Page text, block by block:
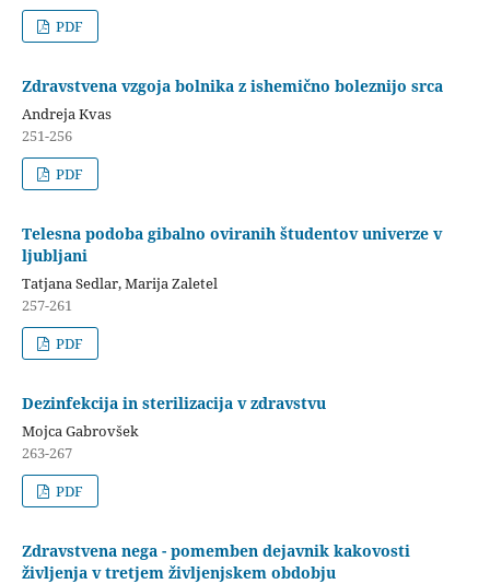
PDF
Zdravstvena vzgoja bolnika z ishemično boleznijo srca
Andreja Kvas
251-256
PDF
Telesna podoba gibalno oviranih študentov univerze v
ljubljani
Tatjana Sedlar, Marija Zaletel
257-261
PDF
Dezinfekcija in sterilizacija v zdravstvu
Mojca Gabrovšek
263-267
PDF
Zdravstvena nega - pomemben dejavnik kakovosti
življenja v tretjem življenjskem obdobju